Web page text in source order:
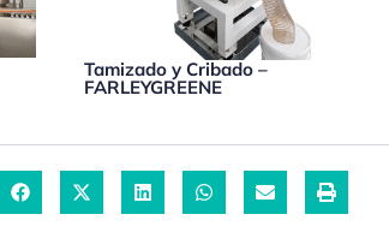
Tamizado y Cribado –
FARLEYGREENE